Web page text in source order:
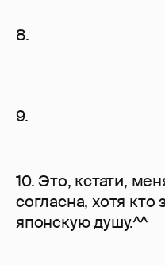
8.
9.
10. Это, кстати,
согласна, хотя кто
японскую душу.^^